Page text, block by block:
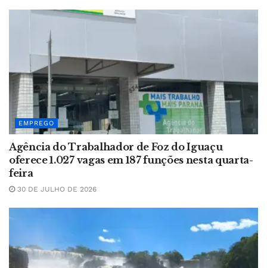
EMPREGO
Agência do Trabalhador de Foz do Iguaçu
oferece 1.027 vagas em 187 funções nesta quarta-
feira
30 DE JULHO DE 2026